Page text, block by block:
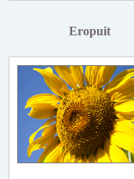
Eropuit